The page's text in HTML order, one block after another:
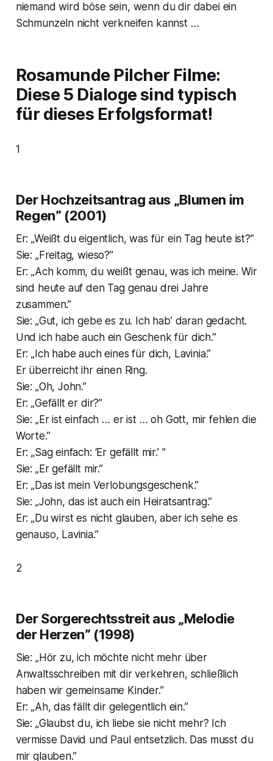
niemand wird böse sein, wenn du dir dabei ein
Schmunzeln nicht verkneifen kannst …
Rosamunde Pilcher Filme:
Diese 5 Dialoge sind typisch
für dieses Erfolgsformat!
1
Der Hochzeitsantrag aus „Blumen im
Regen” (2001)
Er: „Weißt du eigentlich, was für ein Tag heute ist?”
Sie: „Freitag, wieso?”
Er: „Ach komm, du weißt genau, was ich meine. Wir
sind heute auf den Tag genau drei Jahre
zusammen.”
Sie: „Gut, ich gebe es zu. Ich hab’ daran gedacht.
Und ich habe auch ein Geschenk für dich.”
Er: „Ich habe auch eines für dich, Lavinia.”
Er überreicht ihr einen Ring.
Sie: „Oh, John.”
Er: „Gefällt er dir?”
Sie: „Er ist einfach … er ist … oh Gott, mir fehlen die
Worte.”
Er: „Sag einfach: ‘Er gefällt mir.’ ”
Sie: „Er gefällt mir.”
Er: „Das ist mein Verlobungsgeschenk.”
Sie: „John, das ist auch ein Heiratsantrag.”
Er: „Du wirst es nicht glauben, aber ich sehe es
genauso, Lavinia.”
2
Der Sorgerechtsstreit aus „Melodie
der Herzen” (1998)
Sie: „Hör zu, ich möchte nicht mehr über
Anwaltsschreiben mit dir verkehren, schließlich
haben wir gemeinsame Kinder.”
Er: „Ah, das fällt dir gelegentlich ein.”
Sie: „Glaubst du, ich liebe sie nicht mehr? Ich
vermisse David und Paul entsetzlich. Das musst du
mir glauben.”